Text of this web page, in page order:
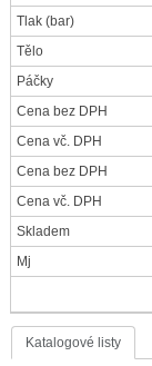
Tlak (bar)
Tělo
Páčky
Cena bez DPH
Cena vč. DPH
Cena bez DPH
Cena vč. DPH
Skladem
Mj
Katalogové listy